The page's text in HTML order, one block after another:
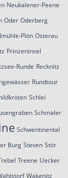
Neukalener-Peene
Oder Oderberg
Plön Osterau
Prinzeninsel
Runde Recknitz
Rundtour
Schlei
Schmaler
Schwentinental
Burg Steven Stör
Treene Uecker
Wakenitz